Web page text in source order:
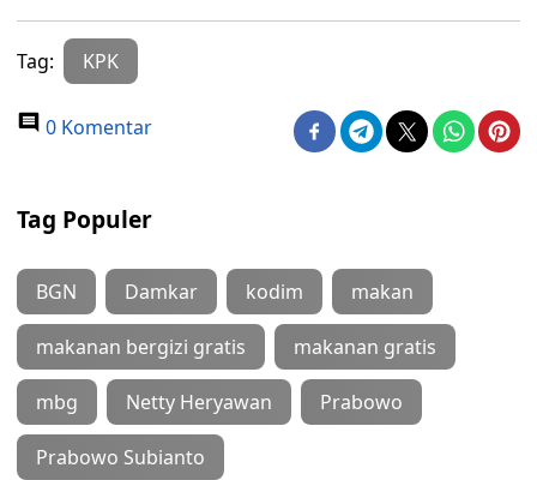
Tag: KPK
0 Komentar
Tag Populer
BGN Damkar kodim makan
makanan bergizi gratis makanan gratis
mbg Netty Heryawan Prabowo
Prabowo Subianto